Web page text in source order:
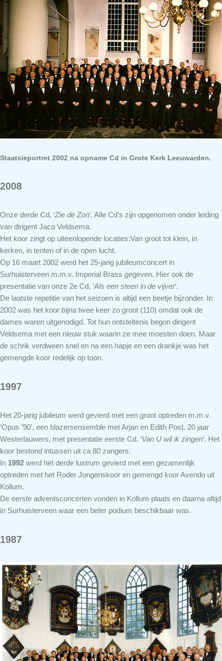
Staatsieportret 2002 na opname Cd in Grote Kerk Leeuwarden.
2008
Onze derde Cd, ‘Zie de Zon‘. Alle Cd’s zijn opgenomen onder leiding
van dirigent Jaco Veldsema.
Het koor zingt op uiteenlopende locaties:Van groot tot klein, in
kerken, in tenten of in de open lucht.
Op 16 maart 2002 werd het 25-jarig jubileumconcert in
Surhuisterveen m.m.v. Imperial Brass gegeven. Hier ook de
presentatie van onze 2e Cd, ‘Als een steen in de vijver‘.
De laatste repetitie van het seizoen is altijd een beetje bijzonder. In
2002 was het koor bijna twee keer zo groot (110) omdat ook de
dames waren uitgenodigd. Tot hun ontsteltenis begon dirigent
Veldsema met een nieuw stuk waarin ze mee moesten doen. Maar
de schrik verdween snel en na een hapje en een drankje was het
gemengde koor redelijk op toon.
1997
Het 20-jarig jubileum werd gevierd met een groot optreden m.m.v.
‘Opus ’90’, een blazersensemble met Arjan en Edith Post. 20 jaar
Westerlauwers, met presentatie eerste Cd. ‘Van U wil ik zingen‘. Het
koor bestond intussen uit ca 80 zangers.
In 1992 werd het derde lustrum gevierd met een gezamenlijk
optreden met het Roder Jongenskoor en gemengd koor Avendo uit
Kollum.
De eerste adventsconcerten vonden in Kollum plaats en daarna altijd
in Surhuisterveen waar een beter podium beschikbaar was.
1987